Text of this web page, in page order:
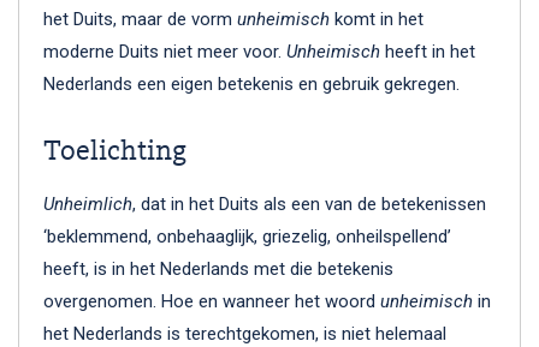
het Duits, maar de vorm unheimisch komt in het
moderne Duits niet meer voor. Unheimisch heeft in het
Nederlands een eigen betekenis en gebruik gekregen.
Toelichting
Unheimlich, dat in het Duits als een van de betekenissen
‘beklemmend, onbehaaglijk, griezelig, onheilspellend’
heeft, is in het Nederlands met die betekenis
overgenomen. Hoe en wanneer het woord unheimisch in
het Nederlands is terechtgekomen, is niet helemaal